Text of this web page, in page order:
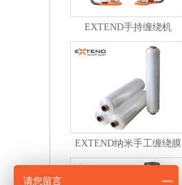
EXTEND手持缠绕机
EXTEND纳米手工缠绕膜
请您留言